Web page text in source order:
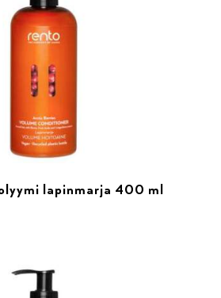
lapinmarja 400 ml